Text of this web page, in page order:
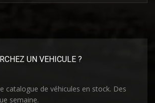
UN VEHICULE ?
catalogue de véhicules en stock. Des
semaine.